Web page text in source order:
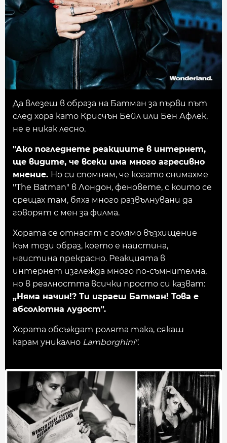
Да влезеш в образа на Батман за първи път
след хора като Крисчън Бейл или Бен Афлек,
не е никак лесно.
"Ако погледнете реакциите в интернет,
ще видите, че всеки има много агресивно
мнение. Но си спомням, че когато снимахме
''The Batman" в Лондон, феновете, с които се
срещах там, бяха много развълнувани да
говорят с мен за филма.
Хората се отнасят с голямо възхищение
към този образ, което е наистина,
наистина прекрасно. Реакцията в
интернет изглежда много по-съмнителна,
но в реалността всички просто си казват:
„Няма начин!? Ти играеш Батман! Това е
абсолютна лудост".
Хората обсъждат ролята така, сякаш
карам уникално Lamborghini".